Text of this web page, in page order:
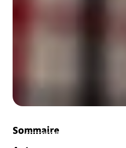
comprendre votre certificat LPP en Suisse
Sommaire